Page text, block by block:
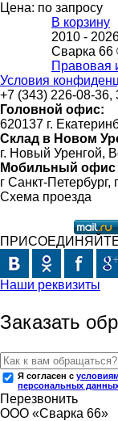
Цена: по запросу
В корзину
2010 -
Сварка 66
Правовая
Условия
+7 (343) 226-08-36,
Головной офис:
620137 г.
Склад в Новом
г. Новый Уренгой,
Мобильный офис
г Санкт-
Схема проезда
Наши реквизиты
Заказать
Я согласен с
персональных
Перезвонить
ООО «Сварка 66»